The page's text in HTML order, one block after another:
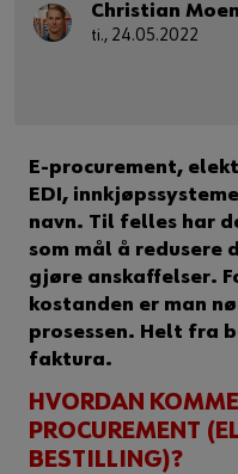
Christian Moen
ti., 24.05.2022
E-procurement,
EDI,
navn. Til felles har
som mål å redusere
gjøre anskaffelser.
kostanden er man
prosessen. Helt fra
faktura.
HVORDAN
PROCUREMENT
BESTILLING)?